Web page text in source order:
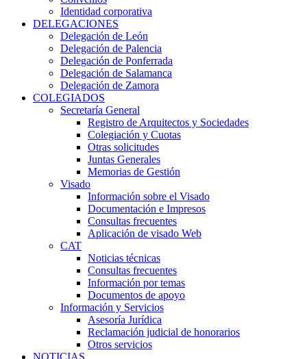
Identidad corporativa
DELEGACIONES
Delegación de León
Delegación de Palencia
Delegación de Ponferrada
Delegación de Salamanca
Delegación de Zamora
COLEGIADOS
Secretaría General
Registro de Arquitectos y Sociedades
Colegiación y Cuotas
Otras solicitudes
Juntas Generales
Memorias de Gestión
Visado
Información sobre el Visado
Documentación e Impresos
Consultas frecuentes
Aplicación de visado Web
CAT
Noticias técnicas
Consultas frecuentes
Información por temas
Documentos de apoyo
Información y Servicios
Asesoría Jurídica
Reclamación judicial de honorarios
Otros servicios
NOTICIAS